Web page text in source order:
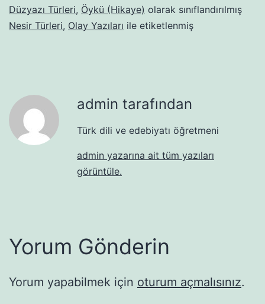
Düzyazı Türleri, Öykü (Hikaye) olarak sınıflandırılmış
Nesir Türleri, Olay Yazıları ile etiketlenmiş
admin tarafından
Türk dili ve edebiyatı öğretmeni
admin yazarına ait tüm yazıları
görüntüle.
Yorum Gönderin
Yorum yapabilmek için oturum açmalısınız.